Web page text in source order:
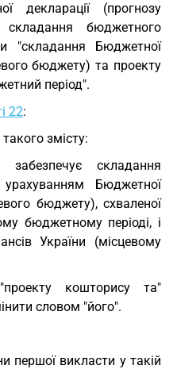
декларації (прогнозу
бюджетного
"складання Бюджетної
бюджету) та проекту
період".
22:
змісту:
забезпечує складання
Бюджетної
бюджету), схваленої
бюджетному періоді, і
України (місцевому
кошторису та"
словом "його".
першої викласти у такій